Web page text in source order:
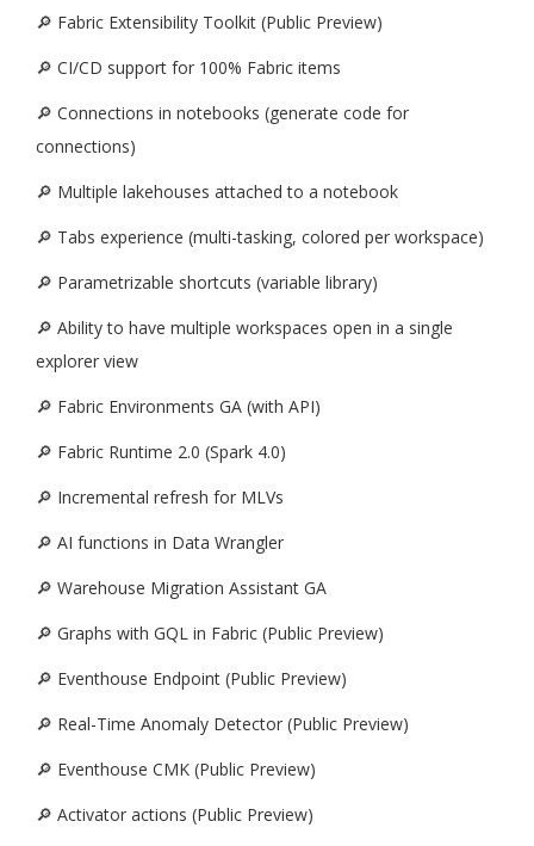
🔎 Fabric Extensibility Toolkit (Public Preview)
🔎 CI/CD support for 100% Fabric items
🔎 Connections in notebooks (generate code for
connections)
🔎 Multiple lakehouses attached to a notebook
🔎 Tabs experience (multi-tasking, colored per workspace)
🔎 Parametrizable shortcuts (variable library)
🔎 Ability to have multiple workspaces open in a single
explorer view
🔎 Fabric Environments GA (with API)
🔎 Fabric Runtime 2.0 (Spark 4.0)
🔎 Incremental refresh for MLVs
🔎 AI functions in Data Wrangler
🔎 Warehouse Migration Assistant GA
🔎 Graphs with GQL in Fabric (Public Preview)
🔎 Eventhouse Endpoint (Public Preview)
🔎 Real-Time Anomaly Detector (Public Preview)
🔎 Eventhouse CMK (Public Preview)
🔎 Activator actions (Public Preview)